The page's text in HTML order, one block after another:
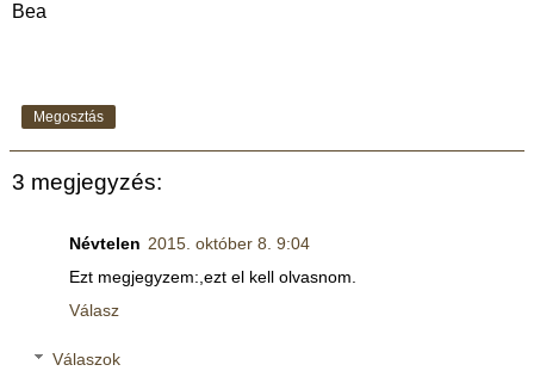
Bea
Megosztás
3 megjegyzés:
Névtelen 2015. október 8. 9:04
Ezt megjegyzem:,ezt el kell olvasnom.
Válasz
Válaszok